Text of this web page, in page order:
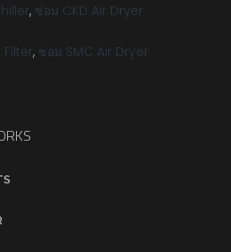
, ซ่อม CKD Air Dryer
Filter, ซ่อม SMC Air Dryer